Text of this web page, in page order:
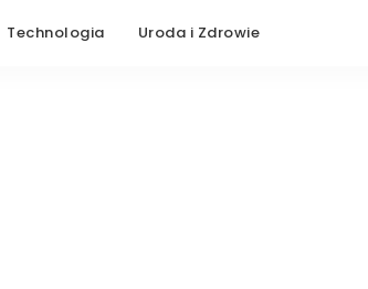
Technologia Uroda i Zdrowie